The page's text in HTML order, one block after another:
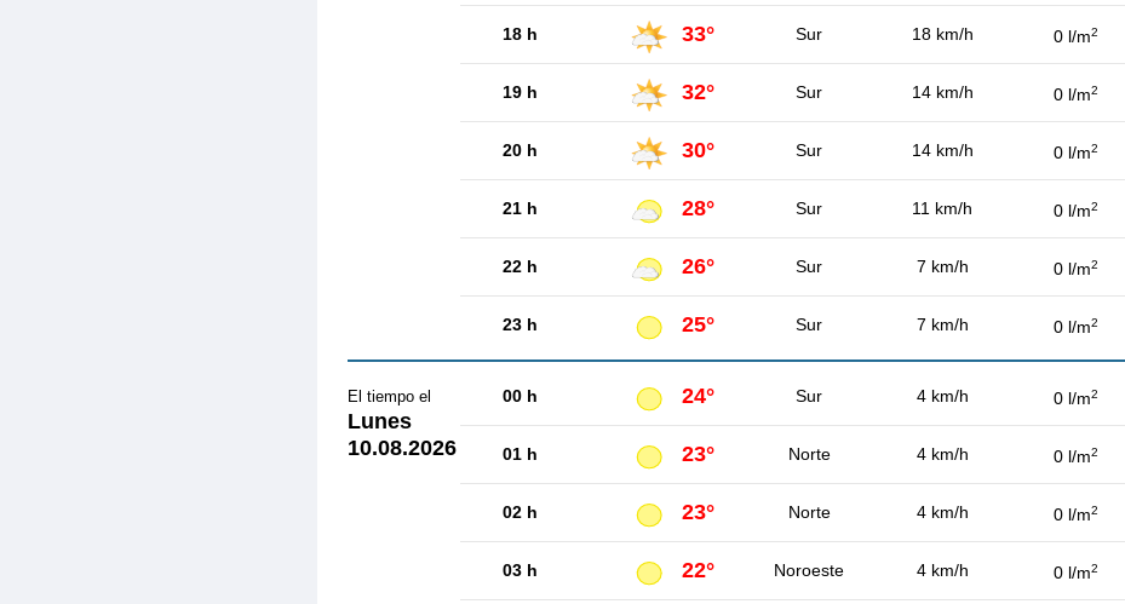
18 h 33° Sur 18 km/h 0 l/m2
19 h 32° Sur 14 km/h 0 l/m2
20 h 30° Sur 14 km/h 0 l/m2
21 h 28° Sur 11 km/h 0 l/m2
22 h 26° Sur 7 km/h 0 l/m2
23 h 25° Sur 7 km/h 0 l/m2
El tiempo el
Lunes
10.08.2026
00 h 24° Sur 4 km/h 0 l/m2
01 h 23° Norte 4 km/h 0 l/m2
02 h 23° Norte 4 km/h 0 l/m2
03 h 22° Noroeste 4 km/h 0 l/m2